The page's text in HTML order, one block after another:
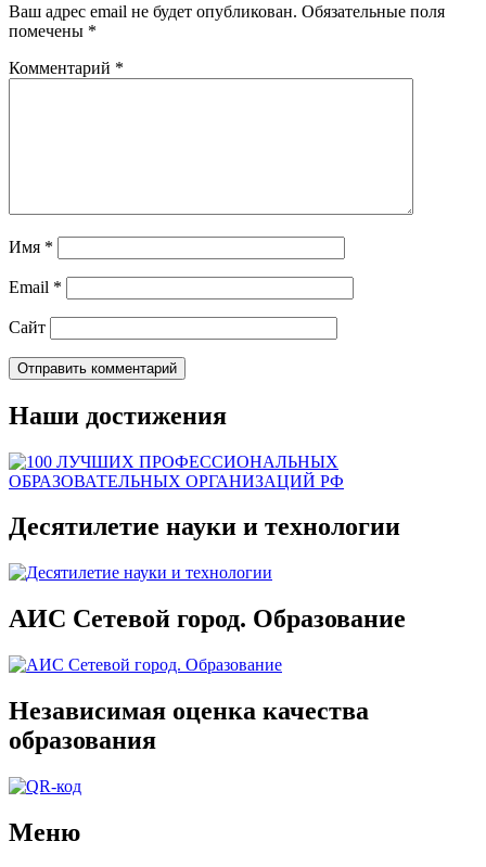
Ваш адрес email не будет опубликован. Обязательные поля
помечены *
Комментарий *
Имя *
Email *
Сайт
Наши достижения
Десятилетие науки и технологии
АИС Сетевой город. Образование
Независимая оценка качества
образования
Меню